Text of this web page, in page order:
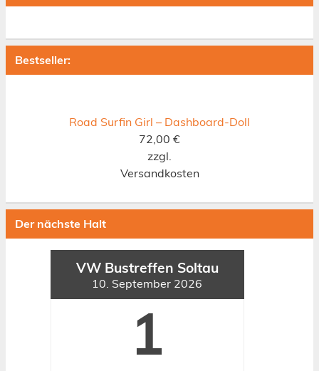
Bestseller:
Road Surfin Girl – Dashboard-Doll
72,00 €
zzgl.
Versandkosten
Der nächste Halt
VW Bustreffen Soltau
10. September 2026
1